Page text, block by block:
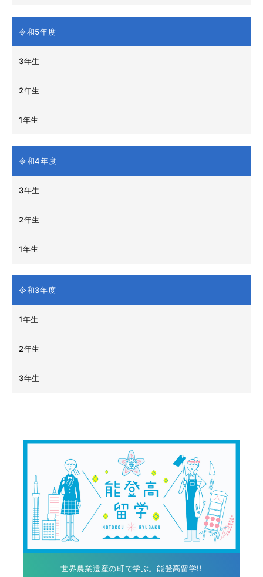
令和5年度
3年生
2年生
1年生
令和4年度
3年生
2年生
1年生
令和3年度
1年生
2年生
3年生
世界農業遺産の町で学ぶ。能登高留学!!